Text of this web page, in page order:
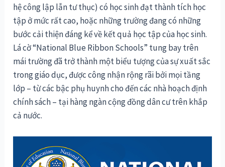
hệ công lập lẫn tư thục) có học sinh đạt thành tích học
tập ở mức rất cao, hoặc những trường đang có những
bước cải thiện đáng kể về kết quả học tập của học sinh.
Lá cờ “National Blue Ribbon Schools” tung bay trên
mái trường đã trở thành một biểu tượng của sự xuất sắc
trong giáo dục, được công nhận rộng rãi bởi mọi tầng
lớp – từ các bậc phụ huynh cho đến các nhà hoạch định
chính sách – tại hàng ngàn cộng đồng dân cư trên khắp
cả nước.